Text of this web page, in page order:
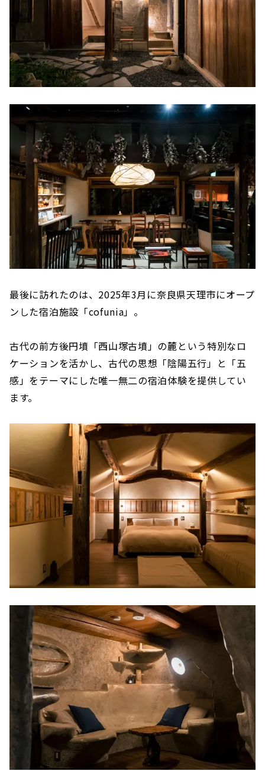
最後に訪れたのは、2025年3月に奈良県天理市にオープ
ンした宿泊施設「cofunia」。
古代の前方後円墳「西山塚古墳」の麓という特別なロ
ケーションを活かし、古代の思想「陰陽五行」と「五
感」をテーマにした唯一無二の宿泊体験を提供してい
ます。